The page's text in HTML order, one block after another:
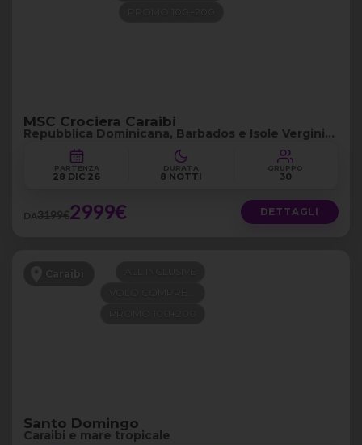
MSC Crociera Caraibi
Repubblica Dominicana, Barbados e Isole Vergini
Britanniche
PARTENZA
28 DIC 26
DURATA
8 NOTTI
GRUPPO
30
DA3199€2999€ DETTAGLI
Caraibi
Santo Domingo
Caraibi e mare tropicale